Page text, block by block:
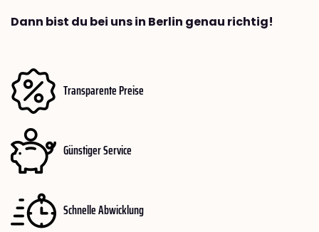
Dann bist du bei uns in Berlin genau richtig!
Transparente Preise
Günstiger Service
Schnelle Abwicklung